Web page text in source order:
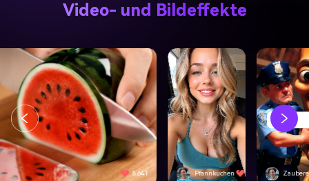
Video- und Bildeffekte
8,641 Pfannkuchen